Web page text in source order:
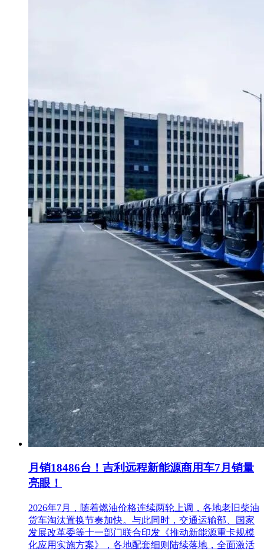
月销18486台！吉利远程新能源商用车7月销量
亮眼！
2026年7月，随着燃油价格连续两轮上调，各地老旧柴油
货车淘汰置换节奏加快。与此同时，交通运输部、国家
发展改革委等十一部门联合印发《推动新能源重卡规模
化应用实施方案》，各地配套细则陆续落地，全面激活